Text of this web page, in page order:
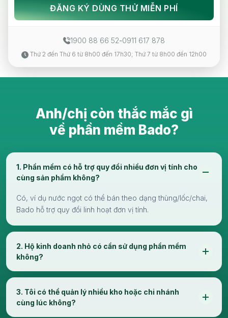
ĐĂNG KÝ DÙNG THỬ MIỄN PHÍ
1900 88 66 52-0911 617 878
Thứ 2 đến Thứ 6 từ 8h00 đến 17h30; Thứ 7 từ 8h00 đến 12h00
Anh/chị còn thắc mắc gì
về phần mềm Bado?
1. Phần mềm có hỗ trợ quy đổi nhiều đơn vị tính cho
cùng sản phẩm không?
Có, ví dụ nước ngọt có thể bán theo dạng thùng/lốc/chai,
Bado hỗ trợ quy đổi linh hoạt đơn vị tính.
2. Hộ kinh doanh nhỏ có cần sử dụng phần mềm
không?
3. Tôi có thể quản lý nhiều kho hoặc chi nhánh
cùng lúc không?